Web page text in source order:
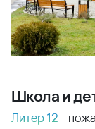
Школа и
Литер 12–